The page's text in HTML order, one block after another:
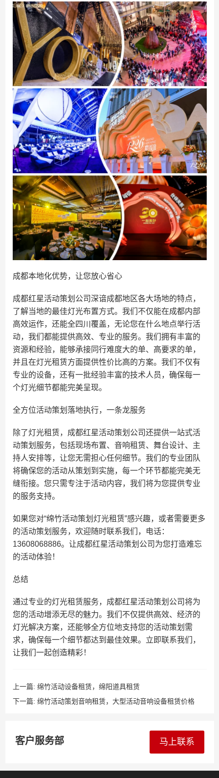
成都本地化优势，让您放心省心
成都红星活动策划公司深谙成都地区各大场地的特点，
了解当地的最佳灯光布置方式。我们不仅能在成都内部
高效运作，还能全四川覆盖，无论您在什么地点举行活
动，我们都能提供高效、专业的服务。我们拥有丰富的
资源和经验，能够承接同行难度大的单、高要求的单，
并且在灯光租赁方面提供性价比高的方案。我们不仅有
专业的设备，还有一批经验丰富的技术人员，确保每一
个灯光细节都能完美呈现。
全方位活动策划落地执行，一条龙服务
除了灯光租赁，成都红星活动策划公司还提供一站式活
动策划服务，包括现场布置、音响租赁、舞台设计、主
持人安排等，让您无需担心任何细节。我们的专业团队
将确保您的活动从策划到实施，每一个环节都能完美无
缝衔接。您只需专注于活动内容，我们将为您提供专业
的服务支持。
如果您对“绵竹活动策划灯光租赁”感兴趣，或者需要更多
的活动策划服务，欢迎随时联系我们，电话：
13608068886。让成都红星活动策划公司为您打造难忘
的活动体验！
总结
通过专业的灯光租赁服务，成都红星活动策划公司将为
您的活动增添无尽的魅力。我们不仅提供高效、经济的
灯光解决方案，还能够全方位地支持您的活动策划需
求，确保每一个细节都达到最佳效果。立即联系我们，
让我们一起创造精彩！
上一篇: 绵竹活动设备租赁，绵阳道具租赁
下一篇: 绵竹活动策划音响租赁，大型活动音响设备租赁价格
客户服务部 马上联系